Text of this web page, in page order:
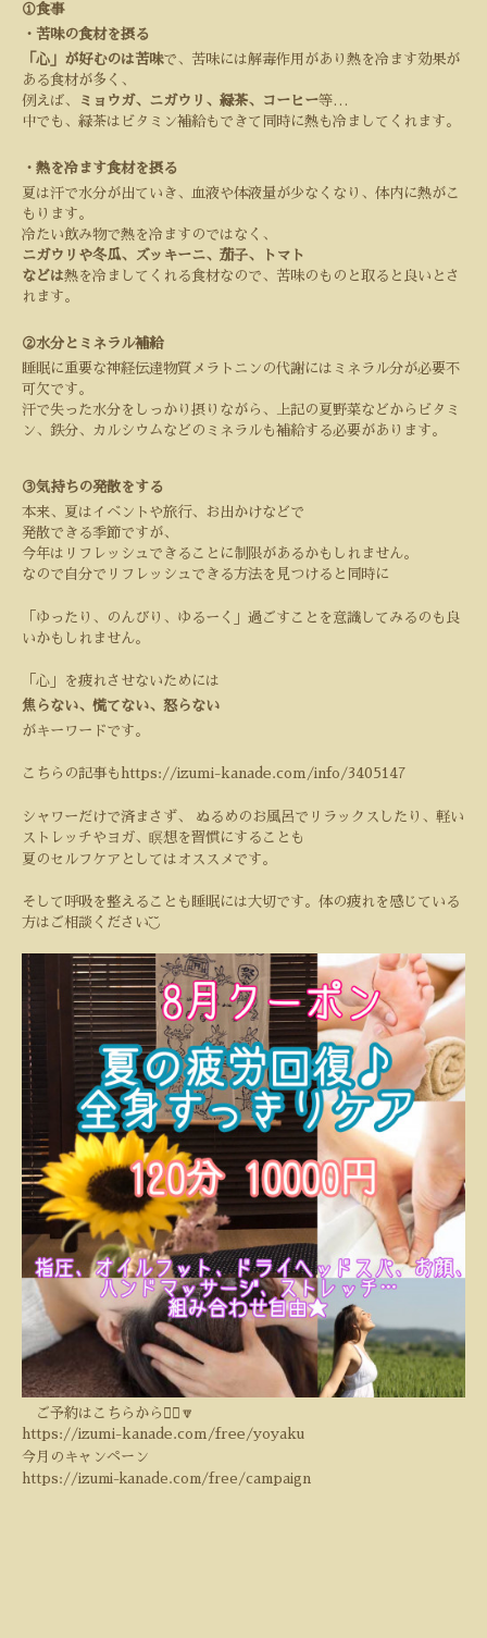
①食事
・苦味の食材を摂る
「心」が好むのは苦味で、苦味には解毒作用があり熱を冷ます効果が
ある食材が多く、
例えば、
ミョウガ、ニガウリ、緑茶、コーヒー等…
中でも、緑茶はビタミン補給もできて同時に熱も冷ましてくれます。
・熱を冷ます食材を摂る
夏は汗で水分が出ていき、血液や体液量が少なくなり、体内に熱がこ
もります。
冷たい飲み物で熱を冷ますのではなく、
ニガウリや冬瓜、ズッキーニ、茄子、トマト
などは熱を冷ましてくれる食材なので、苦味のものと取ると良いとさ
れます。
②水分とミネラル補給
睡眠に重要な神経伝達物質メラトニンの代謝にはミネラル分が必要不
可欠です。
汗で失った水分をしっかり摂りながら、上記の夏野菜などからビタミ
ン、鉄分、カルシウムなどのミネラルも補給する必要があります。
③気持ちの発散をする
本来、夏はイベントや旅行、お出かけなどで
発散できる季節ですが、
今年はリフレッシュできることに制限があるかもしれません。
なので自分でリフレッシュできる方法を見つけると同時に
「ゆったり、のんびり、ゆるーく」過ごすことを意識してみるのも良
いかもしれません。
「心」を疲れさせないためには
焦らない、慌てない、怒らない
がキーワードです。
こちらの記事も https://izumi-kanade.com/info/3405147
シャワーだけで済まさず、
ぬるめのお風呂でリラックスしたり、軽い
ストレッチやヨガ、瞑想を習慣にすることも
夏のセルフケアとしてはオススメです。
そして呼吸を整えることも睡眠には大切です。体の疲れを感じている
方はご相談ください◟̆◞̆
ご予約はこちらから💁‍♀️🔽
https://izumi-kanade.com/free/yoyaku
今月のキャンペーン
https://izumi-kanade.com/free/campaign